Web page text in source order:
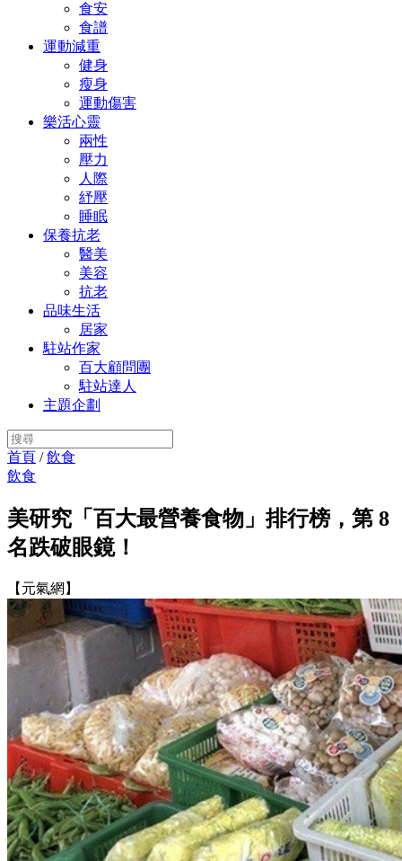
食安
食譜
運動減重
健身
瘦身
運動傷害
樂活心靈
兩性
壓力
人際
紓壓
睡眠
保養抗老
醫美
美容
抗老
品味生活
居家
駐站作家
百大顧問團
駐站達人
主題企劃
首頁 /飲食
飲食
美研究「百大最營養食物」排行榜，第 8
名跌破眼鏡！
【元氣網】